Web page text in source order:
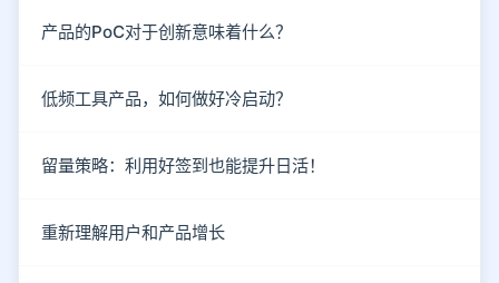
产品的PoC对于创新意味着什么？
低频工具产品，如何做好冷启动？
留量策略：利用好签到也能提升日活！
重新理解用户和产品增长